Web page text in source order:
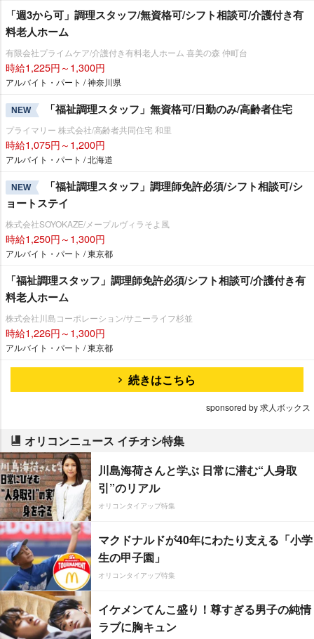
「週3から可」調理スタッフ/無資格可/シフト相談可/介護付き有
料老人ホーム
有限会社プライムケア/介護付き有料老人ホーム 喜美の森 仲町台
時給1,225円～1,300円
アルバイト・パート / 神奈川県
NEW 「福祉調理スタッフ」無資格可/日勤のみ/高齢者住宅
プライマリー 株式会社/高齢者共同住宅 和里
時給1,075円～1,200円
アルバイト・パート / 北海道
NEW
「福祉調理スタッフ」調理師免許必須/シフト相談可/シ
ョートステイ
株式会社SOYOKAZE/メープルヴィラそよ風
時給1,250円～1,300円
アルバイト・パート / 東京都
「福祉調理スタッフ」調理師免許必須/シフト相談可/介護付き有
料老人ホーム
株式会社川島コーポレーション/サニーライフ杉並
時給1,226円～1,300円
アルバイト・パート / 東京都
続きはこちら
sponsored by 求人ボックス
オリコンニュース イチオシ特集
川島海荷さんと学ぶ 日常に潜む“人身取
引”のリアル
オリコンタイアップ特集
マクドナルドが40年にわたり支える「小学
生の甲子園」
オリコンタイアップ特集
イケメンてんこ盛り！尊すぎる男子の純情
ラブに胸キュン